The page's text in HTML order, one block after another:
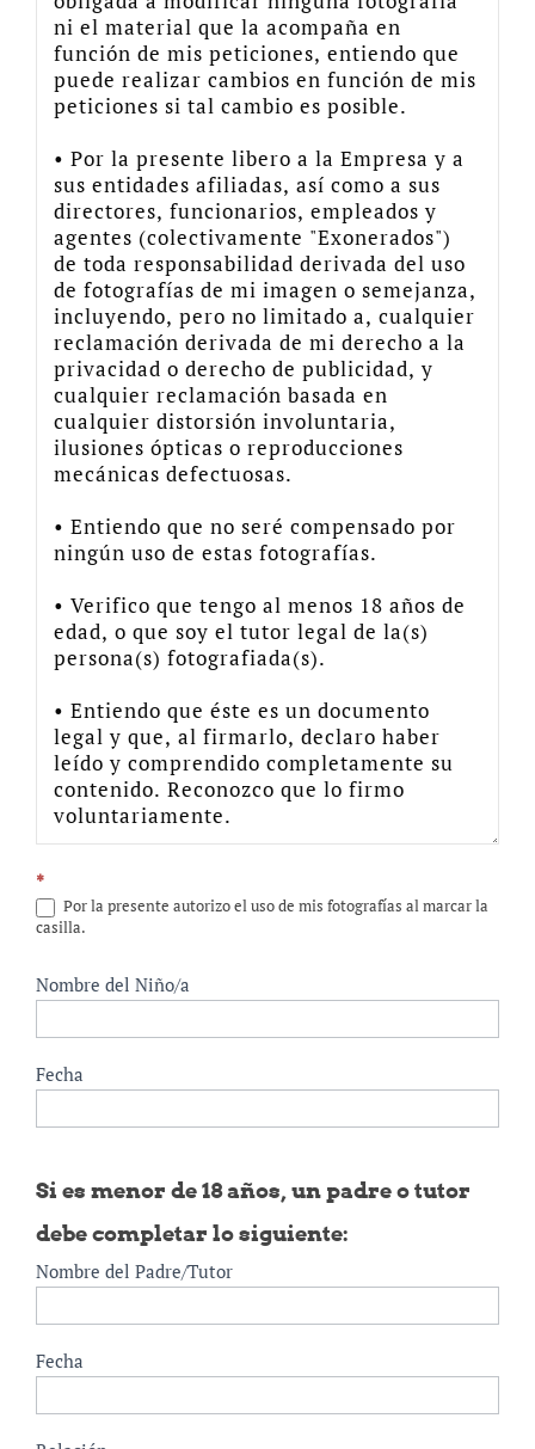
*
Por la presente autorizo el uso de mis fotografías al marcar la
casilla.
Nombre del Niño/a
Fecha
Si es menor de 18 años, un padre o tutor
debe completar lo siguiente:
Nombre del Padre/Tutor
Fecha